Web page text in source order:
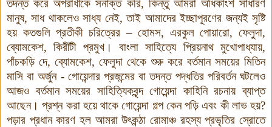
তদন্ত করে অপরাধীকে সনাক্ত করি, কিন্তু আমরা অধিকাংশ সাধারণ
মানুষ, সাধ থাকলেও সাধ্য নেই, তাই আমাদের ইচ্ছাপূরণের জন্যই সৃষ্টি
হয় কতগুলি প্রতীকী চরিত্রের–হোমস, এরকুল পোয়ারো, ফেলুদা,
ব্যোমকেশ, কিরীটী প্রমুখ। বাংলা সাহিত্যে প্রিয়নাথ মুখোপাধ্যায়,
পাঁচকড়ি দে, ব্যোমকেশ, ফেলুদা থেকে শুরু করে বর্তমান সময়ের মিতিন
মাসি বা অর্জুন - গোয়েন্দার প্রজন্মের বা তদন্ত পদ্ধতির পরিবর্তন ঘটলেও
আজও বর্তমান সময়ের সাহিত্যিকবৃন্দ গোয়েন্দা কাহিনি রচনায় ব্যাপ্ত
আছেন। প্রশ্ন করা হয়ে থাকে গোয়েন্দা গল্প কেন পড়ি এবং কী লাভ হয়?
পড়ার প্রধান কারণ হল আমরা উৎকন্ঠা রোমাঞ্চ রহস্য প্রভৃতির স্রোতে